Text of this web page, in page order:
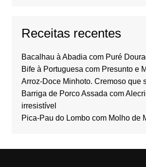
Receitas recentes
Bacalhau à Abadia com Puré
Bife à Portuguesa com Presunto e
Arroz-Doce Minhoto. Cremoso que
Barriga de Porco Assada com
irresistível
Pica-Pau do Lombo com Molho de